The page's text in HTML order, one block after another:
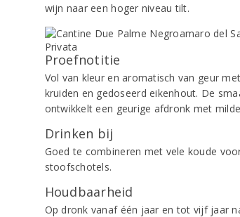
wijn naar een hoger niveau tilt.
Proefnotitie
Vol van kleur en aromatisch van geur
kruiden en gedoseerd eikenhout. De
ontwikkelt een geurige afdronk met
Drinken bij
Goed te combineren met vele koude
stoofschotels.
Houdbaarheid
Op dronk vanaf één jaar en tot vijf jaar